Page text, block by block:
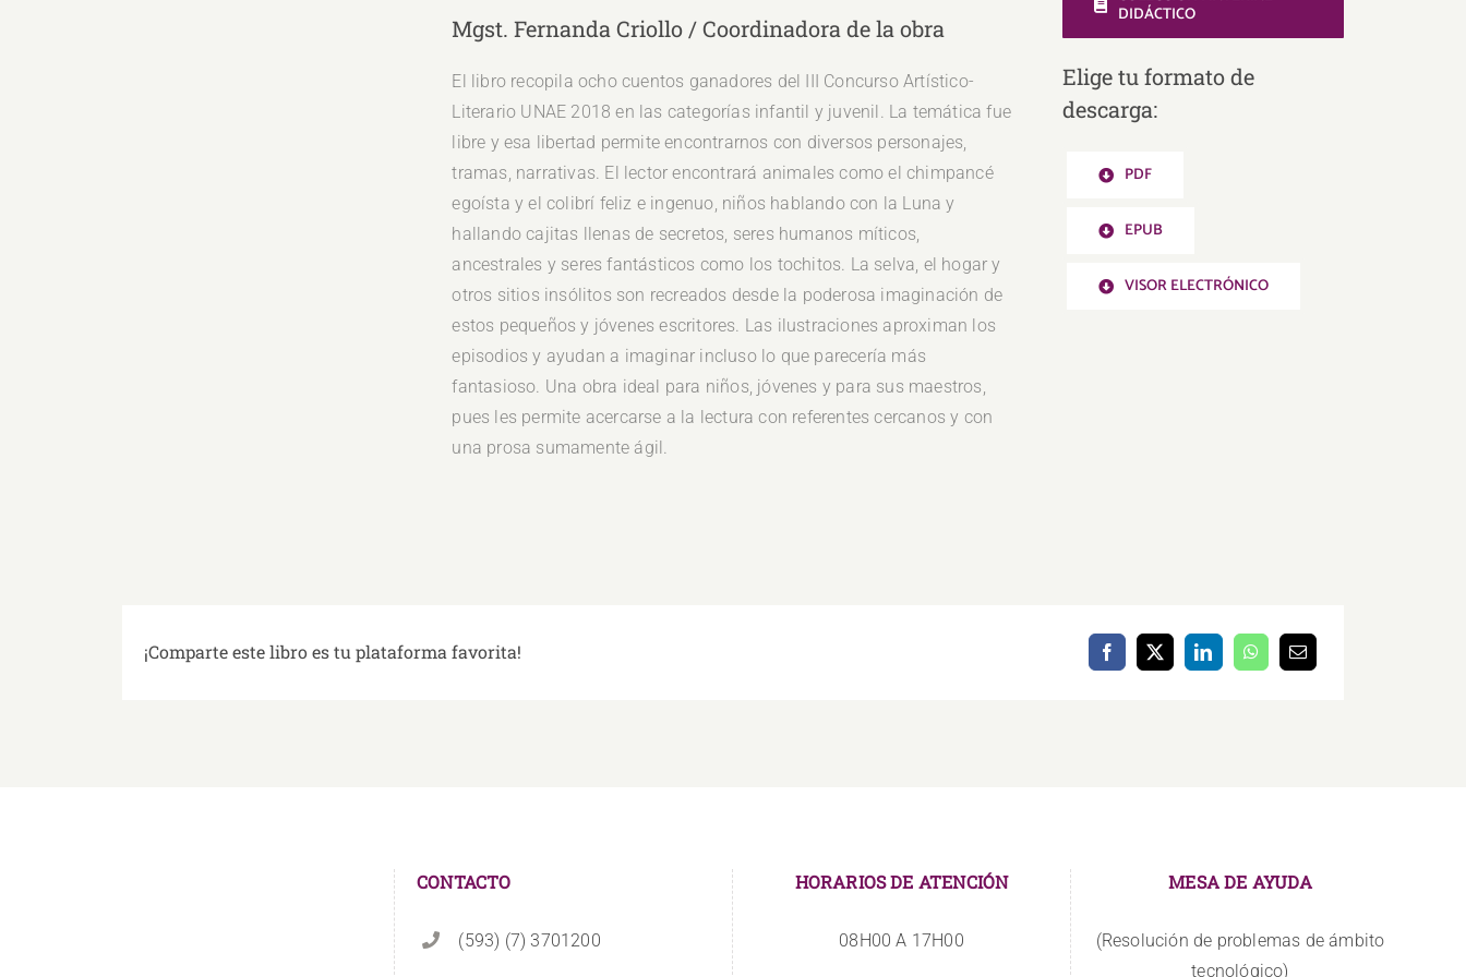
Mgst. Fernanda Criollo / Coordinadora de la obra
El libro recopila ocho cuentos ganadores del III Concurso Artístico-
Literario UNAE 2018 en las categorías infantil y juvenil. La temática fue
libre y esa libertad permite encontrarnos con diversos personajes,
tramas, narrativas. El lector encontrará animales como el chimpancé
egoísta y el colibrí feliz e ingenuo, niños hablando con la Luna y
hallando cajitas llenas de secretos, seres humanos míticos,
ancestrales y seres fantásticos como los tochitos. La selva, el hogar y
otros sitios insólitos son recreados desde la poderosa imaginación de
estos pequeños y jóvenes escritores. Las ilustraciones aproximan los
episodios y ayudan a imaginar incluso lo que parecería más
fantasioso. Una obra ideal para niños, jóvenes y para sus maestros,
pues les permite acercarse a la lectura con referentes cercanos y con
una prosa sumamente ágil.
DIDÁCTICO
Elige tu formato de
descarga:
PDF
EPUB
VISOR ELECTRÓNICO
¡Comparte este libro es tu plataforma favorita!
CONTACTO
(593) (7) 3701200
HORARIOS DE ATENCIÓN
08H00 A 17H00
MESA DE AYUDA
(Resolución de problemas de ámbito
tecnológico)